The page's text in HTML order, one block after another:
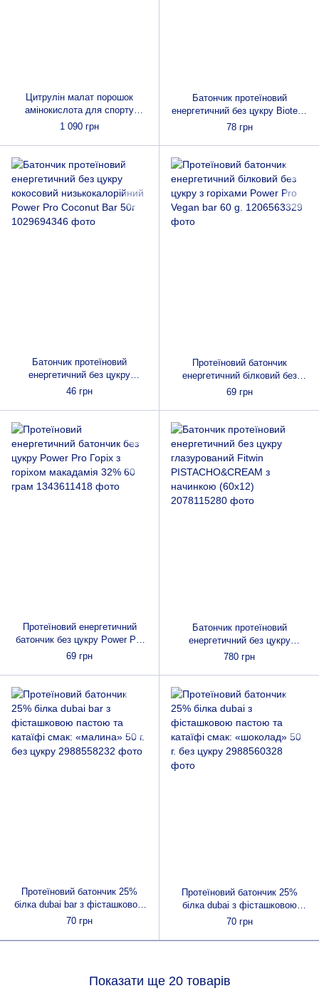
Цитрулін малат порошок
амінокислота для спорту
Biotech Citrulline Malate 300 g
для підвищення витривалості
1 090 грн
Батончик протеїновий
енергетичний без цукру Biotech
ZERO Bar 50 g без цукру з
78 грн
Батончик протеїновий
енергетичний без цукру
кокосовий низькокалорійний
Power Pro Coconut Bar 50г
46 грн
Протеїновий батончик
енергетичний білковий без
цукру з горіхами Power Pro
69 грн
Протеїновий енергетичний
батончик без цукру Power Pro
Горіх з горіхом макадамія 32%
69 грн
Батончик протеїновий
енергетичний без цукру
глазурований Fitwin
начинкою (60x12)
780 грн
Протеїновий батончик 25%
білка dubai bar з фісташковою
пастою та катаїфі смак:
70 грн
Протеїновий батончик 25%
білка dubai з фісташковою
пастою та катаїфі смак:
70 грн
Показати ще 20 товарів